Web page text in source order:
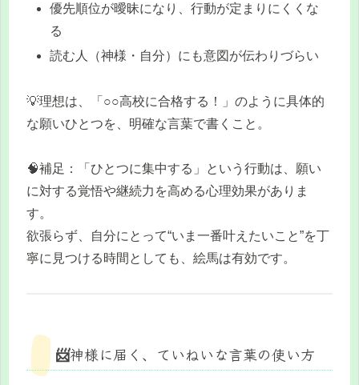
優先順位が曖昧になり、行動が定まりにくくな
る
読む人（神様・自分）にも意図が伝わりづらい
💡理想は、「○○高校に合格する！」のように具体的
な願いひとつを、明確な言葉で書くこと。
🧠補足：「ひとつに集中する」という行動は、願い
に対する覚悟や継続力を高める心理効果がありま
す。
欲張らず、自分にとって“いま一番叶えたいこと”を丁
寧に見つける時間としても、絵馬は有効です。
📨神様に届く、ていねいな言葉の使い方